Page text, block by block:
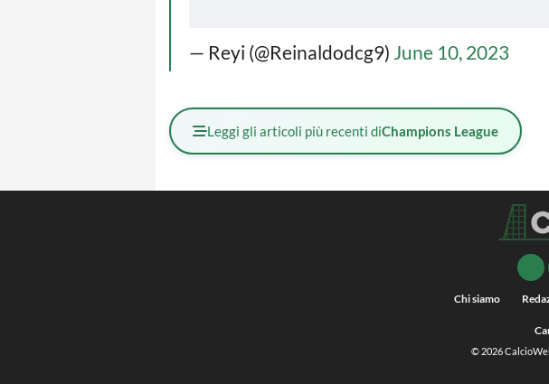
— Reyi (@Reinaldodcg9) June 10, 2023
Leggi gli articoli più recenti diChampions League
Chi siamo
© 2026